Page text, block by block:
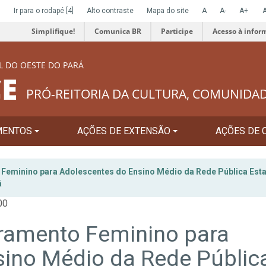
Ir para o rodapé [4] Alto contraste Mapa do site A A- A+
Simplifique! Comunica BR Participe Acesso à
DO OESTE DO PARÁ
PRÓ-REITORIA DA CULTURA,
AÇÕES DE EXTENSÃO AÇÕES DE
para Adolescentes do Ensino Médio da Rede Pública
Feminino para
Médio da Rede